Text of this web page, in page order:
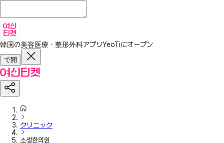
韓国の美容医療・整形外科アプリYeoTiにオープン
で開
クリニック
소생한의원